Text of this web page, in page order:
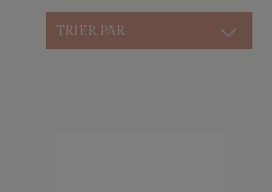
TRIER PAR